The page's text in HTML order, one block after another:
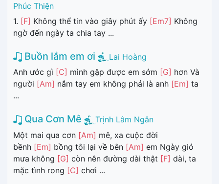
Phúc Thiện
1. [F] Không thể tin vào giây phút ấy [Em7] Không
ngờ đến ngày ta chia tay ...
Buồn lắm em ơi
Lai Hoàng
Anh ước gì [C] mình gặp được em sớm [G] hơn Và
người [Am] nắm tay em không phải là anh [Em] ta
...
Qua Cơn Mê
Trịnh Lâm Ngân
Một mai qua cơn [Am] mê, xa cuộc đời
bềnh [Em] bồng tôi lại về bên [Am] em Ngày gió
mưa không [G] còn nên đường dài thật [F] dài, ta
mặc tình rong [C] chơi ...